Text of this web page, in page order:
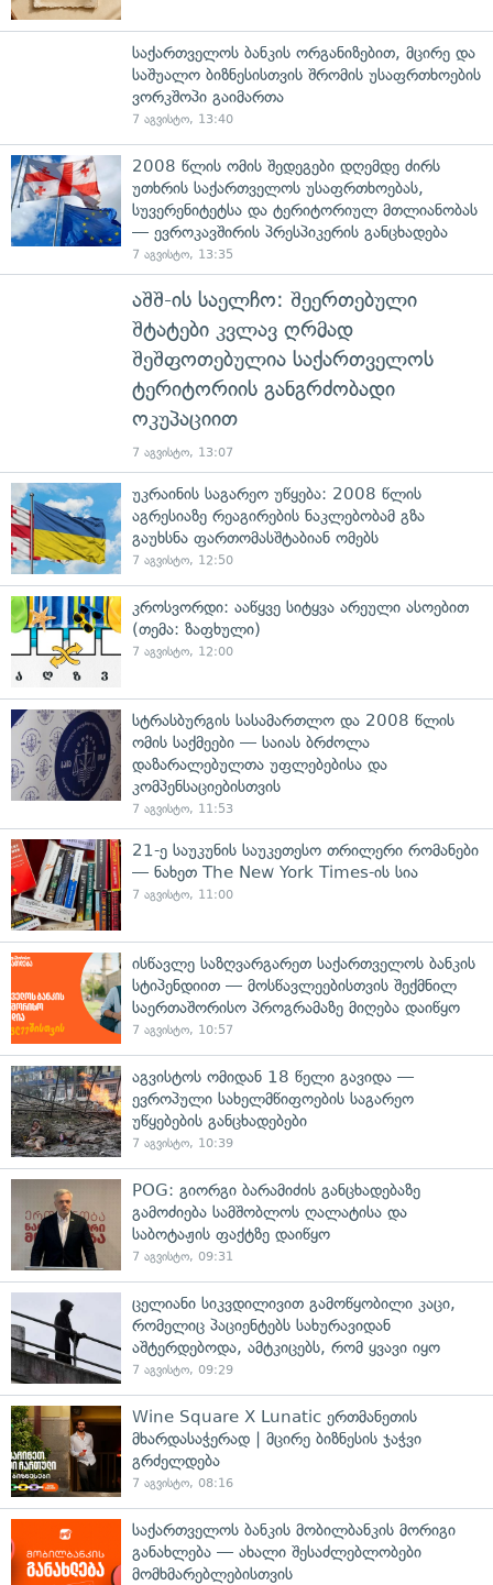
საქართველოს ბანკის ორგანიზებით, მცირე და
საშუალო ბიზნესისთვის შრომის უსაფრთხოების
ვორკშოპი გაიმართა
7 აგვისტო, 13:40
2008 წლის ომის შედეგები დღემდე ძირს
უთხრის საქართველოს უსაფრთხოებას,
სუვერენიტეტსა და ტერიტორიულ მთლიანობას
— ევროკავშირის პრესპიკერის განცხადება
7 აგვისტო, 13:35
აშშ-ის საელჩო: შეერთებული
შტატები კვლავ ღრმად
შეშფოთებულია საქართველოს
ტერიტორიის განგრძობადი
ოკუპაციით
7 აგვისტო, 13:07
უკრაინის საგარეო უწყება: 2008 წლის
აგრესიაზე რეაგირების ნაკლებობამ გზა
გაუხსნა ფართომასშტაბიან ომებს
7 აგვისტო, 12:50
კროსვორდი: ააწყვე სიტყვა არეული ასოებით
(თემა: ზაფხული)
7 აგვისტო, 12:00
სტრასბურგის სასამართლო და 2008 წლის
ომის საქმეები — საიას ბრძოლა
დაზარალებულთა უფლებებისა და
კომპენსაციებისთვის
7 აგვისტო, 11:53
21-ე საუკუნის საუკეთესო თრილერი რომანები
— ნახეთ The New York Times-ის სია
7 აგვისტო, 11:00
ისწავლე საზღვარგარეთ საქართველოს ბანკის
სტიპენდიით — მოსწავლეებისთვის შექმნილ
საერთაშორისო პროგრამაზე მიღება დაიწყო
7 აგვისტო, 10:57
აგვისტოს ომიდან 18 წელი გავიდა —
ევროპული სახელმწიფოების საგარეო
უწყებების განცხადებები
7 აგვისტო, 10:39
POG: გიორგი ბარამიძის განცხადებაზე
გამოძიება სამშობლოს ღალატისა და
საბოტაჟის ფაქტზე დაიწყო
7 აგვისტო, 09:31
ცელიანი სიკვდილივით გამოწყობილი კაცი,
რომელიც პაციენტებს სახურავიდან
აშტერდებოდა, ამტკიცებს, რომ ყვავი იყო
7 აგვისტო, 09:29
Wine Square X Lunatic ერთმანეთის
მხარდასაჭერად | მცირე ბიზნესის ჯაჭვი
გრძელდება
7 აგვისტო, 08:16
საქართველოს ბანკის მობილბანკის მორიგი
განახლება — ახალი შესაძლებლობები
მომხმარებლებისთვის